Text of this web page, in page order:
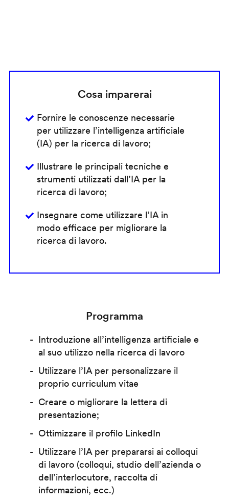
Cosa imparerai
Fornire le conoscenze necessarie
per utilizzare l’intelligenza artificiale
(IA) per la ricerca di lavoro;
Illustrare le principali tecniche e
strumenti utilizzati dall’IA per la
ricerca di lavoro;
Insegnare come utilizzare l’IA in
modo efficace per migliorare la
ricerca di lavoro.
Programma
Introduzione all’intelligenza artificiale e
al suo utilizzo nella ricerca di lavoro
Utilizzare l’IA per personalizzare il
proprio curriculum vitae
Creare o migliorare la lettera di
presentazione;
Ottimizzare il profilo LinkedIn
Utilizzare l’IA per prepararsi ai colloqui
di lavoro (colloqui, studio dell’azienda o
dell’interlocutore, raccolta di
informazioni, ecc.)